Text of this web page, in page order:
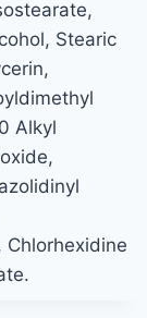
Stearic
Alkyl
Chlorhexidine